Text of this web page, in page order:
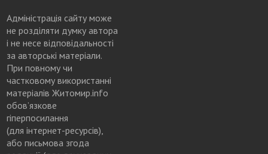
Адміністрація сайту може
не розділяти думку автора
і не несе відповідальності
за авторські матеріали.
При повному чи
частковому використанні
матеріалів Житомир.info
обов’язкове
гіперпосилання
(для інтернет-ресурсів),
або письмова згода